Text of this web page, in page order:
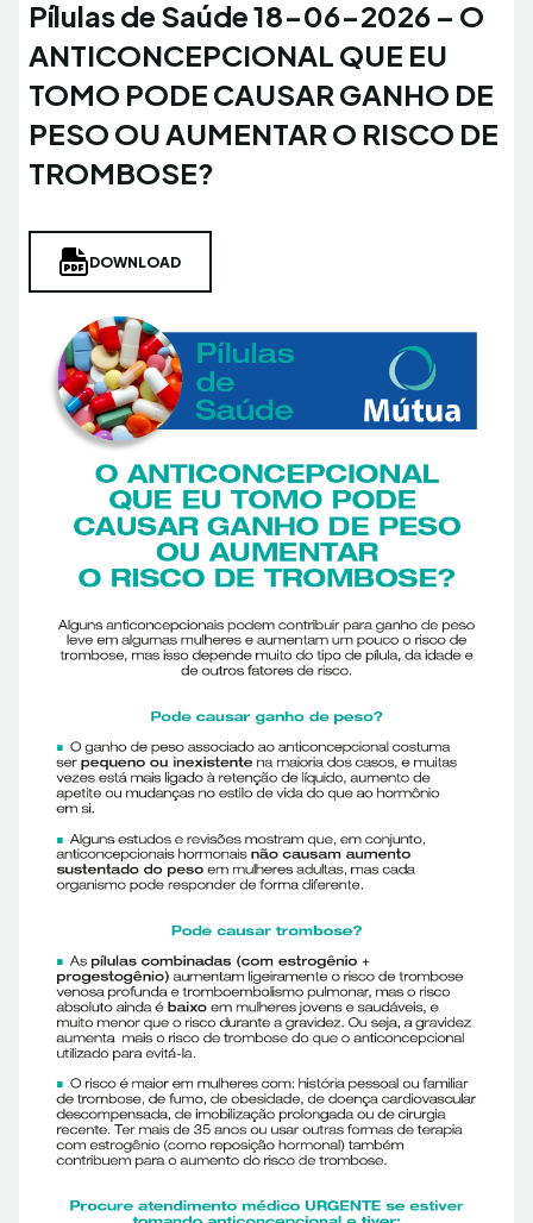
Pílulas de Saúde 18-06-2026 – O
ANTICONCEPCIONAL QUE EU
TOMO PODE CAUSAR GANHO DE
PESO OU AUMENTAR O RISCO DE
TROMBOSE?
DOWNLOAD